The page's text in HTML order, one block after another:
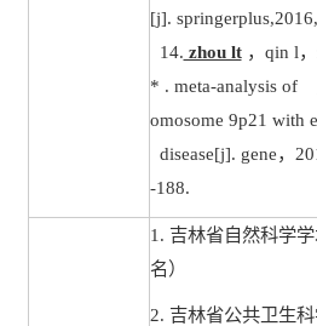
[j].
14. zhou lt ， qin l，
* . meta-analysis of
omosome 9p21 with
disease[j]. gene，
-188.
1. 吉林省自然科学
名）
2. 吉林省公共卫生